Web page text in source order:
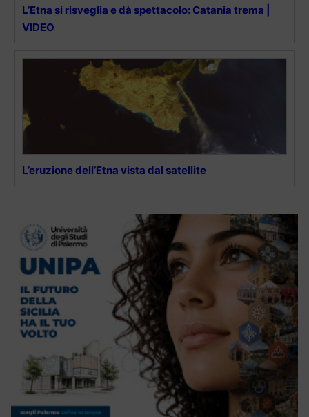
L’Etna si risveglia e dà spettacolo: Catania trema |
VIDEO
L’eruzione dell’Etna vista dal satellite